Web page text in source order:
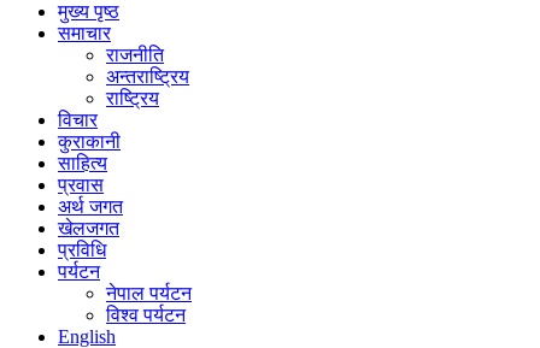
मुख्य पृष्ठ
समाचार
राजनीति
अन्तराष्ट्रिय
राष्ट्रिय
विचार
कुराकानी
साहित्य
प्रवास
अर्थ जगत
खेलजगत
प्रविधि
पर्यटन
नेपाल पर्यटन
विश्व पर्यटन
English